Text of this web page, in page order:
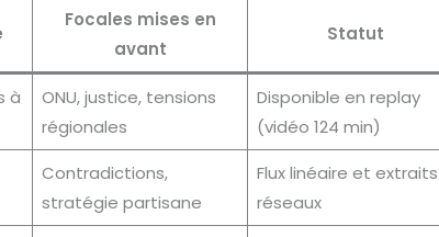
Focales mises en
avant
Statut
à
ONU, justice, tensions
régionales
Disponible en replay
(vidéo 124 min)
Contradictions,
stratégie partisane
Flux linéaire et extraits
réseaux